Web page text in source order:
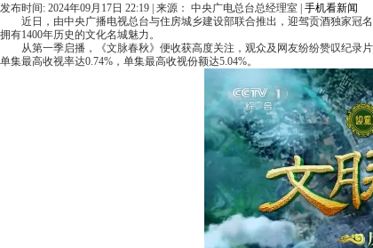
发布时间: 2024年09月17日 22:19 | 来源： 中央广电总台总经理室 | 手机看新闻
近日，由中央广播电视总台与住房城乡建设部联合推出，迎驾贡酒独家冠
拥有1400年历史的文化名城魅力。
从第一季启播，《文脉春秋》便收获高度关注，观众及网友纷纷赞叹纪
单集最高收视率达0.74%，单集最高收视份额达5.04%。